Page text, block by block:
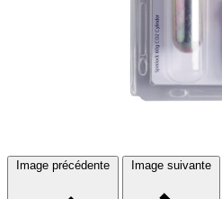
Image précédente Image suivante